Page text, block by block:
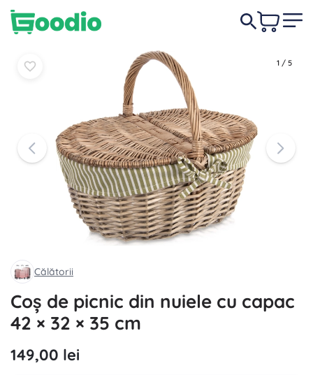
1 / 5
Călătorii
Coș de picnic din nuiele cu capac
42 × 32 × 35 cm
149,00 lei
149,00 lei În coșÎn coș